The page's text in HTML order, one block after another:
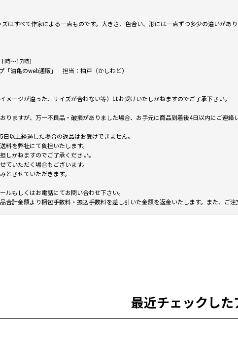
はすべて作家による一点ものです。大きさ、色合い、形には一点ずつ多少の違いがあ
時〜17時）
「油亀のweb通販」 担当：柏戸（かしわど）
メージが違った、サイズが合わない等）はお受けいたしかねますのでご了承下さい。
りますが、万一不良品・破損がありました場合、お手元に商品到着後4日以内にご連絡
以上経過した場合の返品はお受けできません。
料を弊社にて負担いたします。
しかねますのでご了承ください。
ていただく場合もございます。
とさせていただきます。
ルもしくはお電話にてお問い合わせ下さい。
計金額より梱包手数料・振込手数料を差し引いた金額を返金いたします。また、ご
最近チェックした